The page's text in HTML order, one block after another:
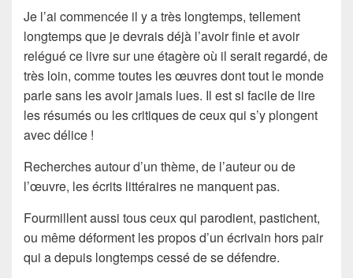
Je l’ai commencée il y a très longtemps, tellement
longtemps que je devrais déjà l’avoir finie et avoir
relégué ce livre sur une étagère où il serait regardé, de
très loin, comme toutes les œuvres dont tout le monde
parle sans les avoir jamais lues. Il est si facile de lire
les résumés ou les critiques de ceux qui s’y plongent
avec délice !
Recherches autour d’un thème, de l’auteur ou de
l’œuvre, les écrits littéraires ne manquent pas.
Fourmillent aussi tous ceux qui parodient, pastichent,
ou même déforment les propos d’un écrivain hors pair
qui a depuis longtemps cessé de se défendre.